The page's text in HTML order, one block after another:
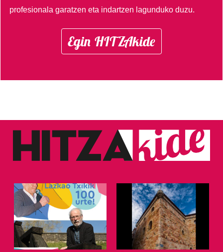
profesionala garatzen eta indartzen lagunduko duzu.
Egin HITZAkide